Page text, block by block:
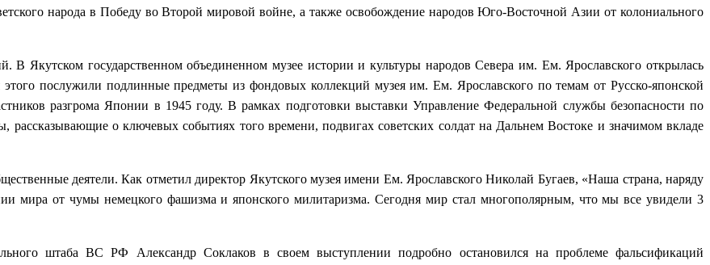
народа в Победу во Второй мировой войне, а также освобождение народов Юго-Восточной Азии от колониального
В Якутском государственном объединенном музее истории и культуры народов Севера им. Ем. Ярославского открылась
послужили подлинные предметы из фондовых коллекций музея им. Ем. Ярославского по темам от Русско-японской
разгрома Японии в 1945 году. В рамках подготовки выставки Управление Федеральной службы безопасности по
рассказывающие о ключевых событиях того времени, подвигах советских солдат на Дальнем Востоке и значимом вкладе
деятели. Как отметил директор Якутского музея имени Ем. Ярославского Николай Бугаев, «Наша страна, наряду
мира от чумы немецкого фашизма и японского милитаризма. Сегодня мир стал многополярным, что мы все увидели 3
штаба ВС РФ Александр Соклаков в своем выступлении подробно остановился на проблеме фальсификаций